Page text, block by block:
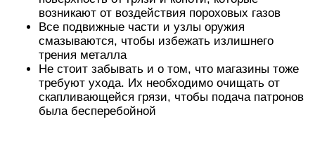
отечественные производители огнестрельного
оружия все же решили выпустить и несколько
видоизмененных его версий.
В 2014 году в продажу поступила более
компактная версия оружия – пистолет Grand
Power t11, который производился на известном